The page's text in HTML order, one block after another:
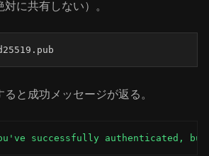
に共有しない）。
と成功メッセージが返る。
successfully authenticated,